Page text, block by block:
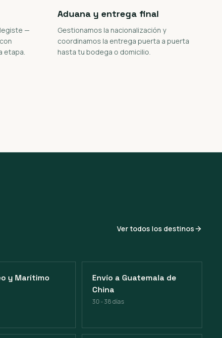
—
etapa.
Aduana y entrega final
Gestionamos la nacionalización y
coordinamos la entrega puerta a puerta
hasta tu bodega o domicilio.
Ver todos los destinos
y Marítimo
Envío a Guatemala de
China
30 - 38 días